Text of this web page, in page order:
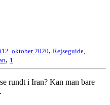
12. oktober 2020, Rejseguide
, 1
rundt i Iran? Kan man bare